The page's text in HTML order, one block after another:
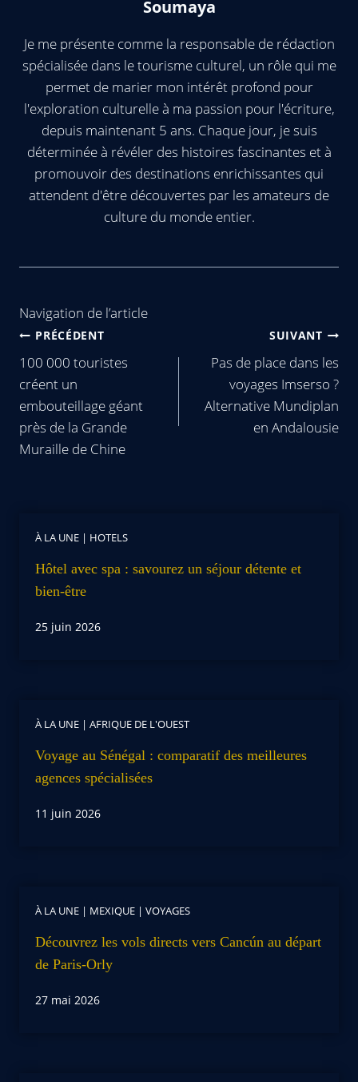
Soumaya
Je me présente comme la responsable de rédaction
spécialisée dans le tourisme culturel, un rôle qui me
permet de marier mon intérêt profond pour
l'exploration culturelle à ma passion pour l'écriture,
depuis maintenant 5 ans. Chaque jour, je suis
déterminée à révéler des histoires fascinantes et à
promouvoir des destinations enrichissantes qui
attendent d'être découvertes par les amateurs de
culture du monde entier.
Navigation de l’article
PRÉCÉDENT
100 000 touristes
créent un
embouteillage géant
près de la Grande
Muraille de Chine
SUIVANT
Pas de place dans les
voyages Imserso ?
Alternative Mundiplan
en Andalousie
À LA UNE | HOTELS
Hôtel avec spa : savourez un séjour détente et
bien-être
25 juin 2026
À LA UNE | AFRIQUE DE L'OUEST
Voyage au Sénégal : comparatif des meilleures
agences spécialisées
11 juin 2026
À LA UNE | MEXIQUE | VOYAGES
Découvrez les vols directs vers Cancún au départ
de Paris-Orly
27 mai 2026